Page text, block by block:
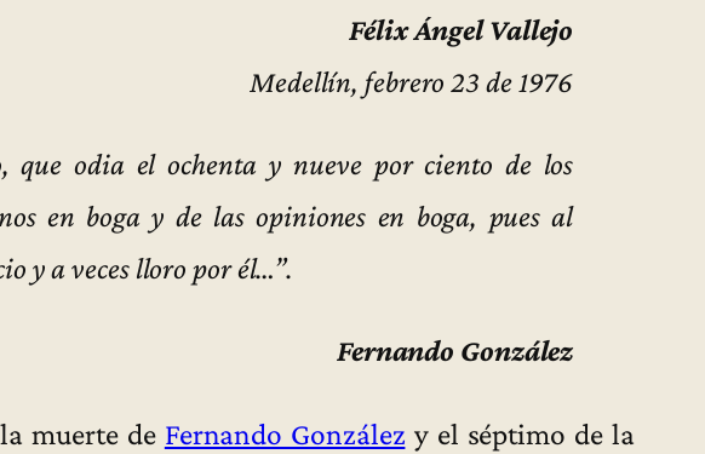
Félix Ángel Vallejo
Medellín, febrero 23 de 1976
que odia el ochenta y nueve por ciento de los
en boga y de las opiniones en boga, pues al
y a veces lloro por él…”.
Fernando González
muerte de Fernando González y el séptimo de la